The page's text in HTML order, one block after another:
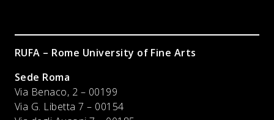
RUFA – Rome University of Fine Arts
Sede Roma
Via Benaco, 2 – 00199
Via G. Libetta 7 – 00154